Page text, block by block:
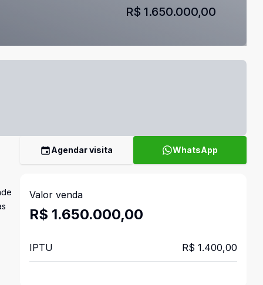
R$ 1.650.000,00
Agendar visita WhatsApp
Valor venda
R$ 1.650.000,00
IPTU R$ 1.400,00